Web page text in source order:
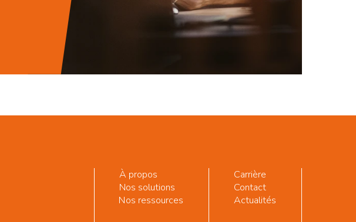
À propos
Nos solutions
Nos ressources
Carrière
Contact
Actualités